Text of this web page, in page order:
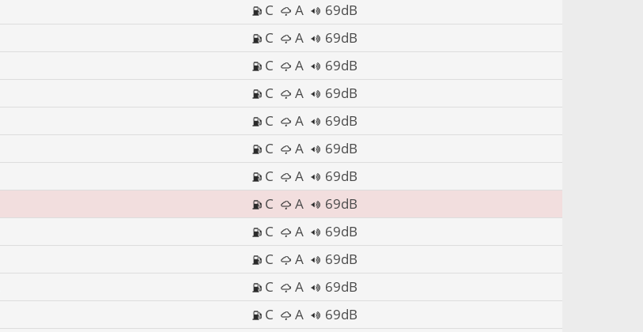
C A
69dB
C A
69dB
C A
69dB
C A
69dB
C A
69dB
C A
69dB
C A
69dB
C A
69dB
C A
69dB
C A
69dB
C A
69dB
C A
69dB